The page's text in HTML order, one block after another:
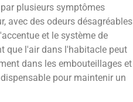
plusieurs symptômes
avec des odeurs désagréables
et le système de
que l'air dans l'habitacle peut
dans les embouteillages et
pour maintenir un